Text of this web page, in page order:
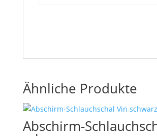
Ähnliche Produkte
Abschirm-